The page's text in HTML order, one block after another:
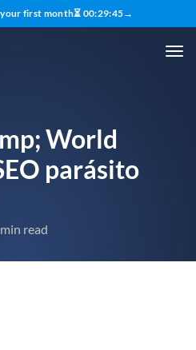
your first month⏳ 00:29:45→
World
parásito
read